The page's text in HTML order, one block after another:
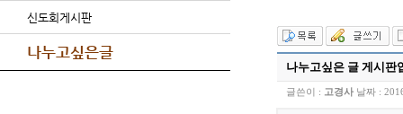
신도회게시판
나누고싶은글
나누고싶은 글 게시판
글쓴이 : 고경사 날짜 :